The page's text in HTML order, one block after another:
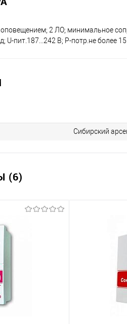
2 ЛО; минимальное
U-пит.187...242 В; P-потр.не более
Сибирский
(6)